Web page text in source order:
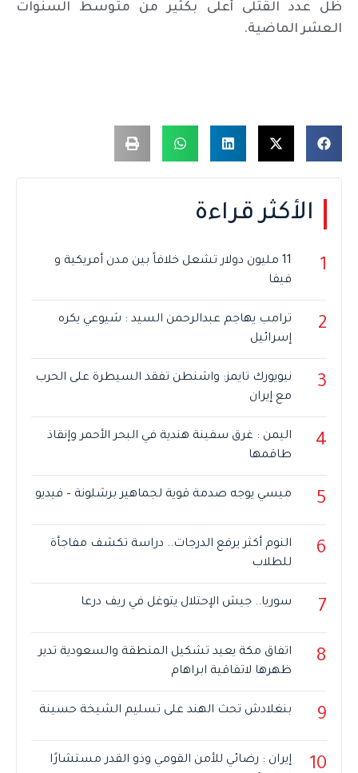
ظل عدد القتلى أعلى بكثير من متوسط السنوات
العشر الماضية.
الأكثر قراءة
1
11 مليون دولار تشعل خلافاً بين مدن أمريكية و
فيفا
2
ترامب يهاجم عبدالرحمن السيد : شيوعي يكره
إسرائيل
3
نيويورك تايمز: واشنطن تفقد السيطرة على الحرب
مع إيران
4
اليمن : غرق سفينة هندية في البحر الأحمر وإنقاذ
طاقمها
5 ميسي يوجه صدمة قوية لجماهير برشلونة – فيديو
6
النوم أكثر يرفع الدرجات.. دراسة تكشف مفاجأة
للطلاب
7 سوريا.. جيش الإحتلال يتوغل في ريف درعا
8
اتفاق مكة يعيد تشكيل المنطقة والسعودية تدير
ظهرها لاتفاقية ابراهام
9 بنغلادش تحث الهند على تسليم الشيخة حسينة
10 إيران : رضائي للأمن القومي وذو القدر مستشارًا